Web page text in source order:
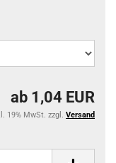
ab 1,04 EUR
19% MwSt. zzgl. Versand